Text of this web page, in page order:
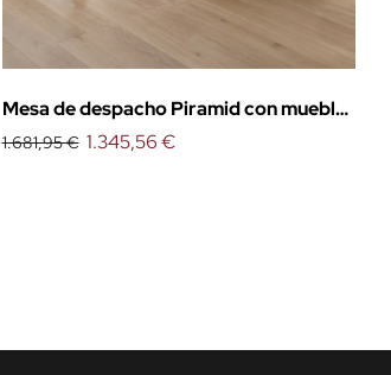
Mesa de despacho Piramid con mueble
auxiliar
1.681,95 € 1.345,56 €